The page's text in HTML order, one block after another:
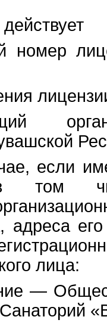
номер
если
в том
адреса
с
лица:
—